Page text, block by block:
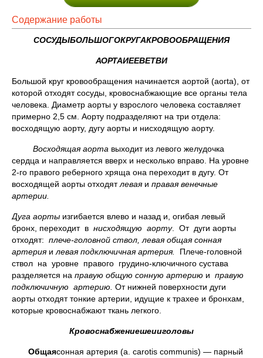
Содержание работы
СОСУДЫБОЛЬШОГОКРУГАКРОВООБРАЩЕНИЯ
АОРТАИЕЕВЕТВИ
Большой круг кровообращения начинается аортой (аогtа), от
которой отходят сосуды, кровоснабжающие все органы тела
человека. Диаметр аорты у взрослого человека составляет
примерно 2,5 см. Аорту подразделяют на три отдела:
восходящую аорту, дугу аорты и нисходящую аорту.
Восходящая аорта выходит из левого желудочка
сердца и направляется вверх и несколько вправо. На уровне
2-го правого реберного хряща она переходит в дугу. От
восходящей аорты отходятлевая и правая венечные
артерии.
Дуга аорты изгибается влево и назад и, огибая левый
бронх, переходит в нисходящую аорту. От дуги аорты
отходят: плече-головной ствол, левая общая сонная
артерия и левая подключичная артерия. Плече-головной
ствол на уровне правого грудино-ключичного сустава
разделяется на правую общую сонную артерию и правую
подключичную артерию. От нижней поверхности дуги
аорты отходят тонкие артерии, идущие к трахее и бронхам,
которые кровоснабжают ткань легкого.
Кровоснабжениешеииголовы
Общаясонная артерия (а. carotis communis) — парный